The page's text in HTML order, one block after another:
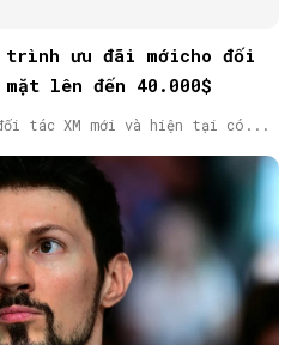
trình ưu đãi mớicho đối
lên đến 40.000$
tác XM mới và hiện tại có...